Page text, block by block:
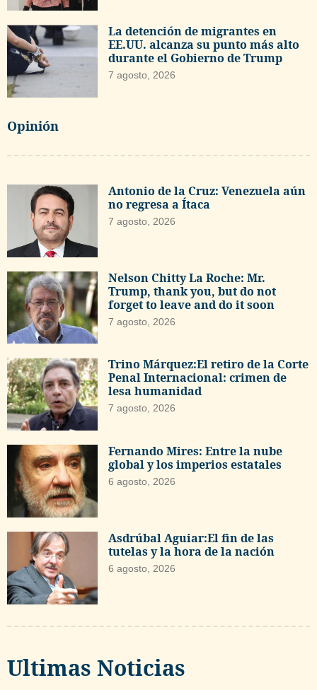
La detención de migrantes en
EE.UU. alcanza su punto más alto
durante el Gobierno de Trump
7 agosto, 2026
Opinión
Antonio de la Cruz: Venezuela aún
no regresa a Ítaca
7 agosto, 2026
Nelson Chitty La Roche: Mr.
Trump, thank you, but do not
forget to leave and do it soon
7 agosto, 2026
Trino Márquez:El retiro de la Corte
Penal Internacional: crimen de
lesa humanidad
7 agosto, 2026
Fernando Mires: Entre la nube
global y los imperios estatales
6 agosto, 2026
Asdrúbal Aguiar:El fin de las
tutelas y la hora de la nación
6 agosto, 2026
Ultimas Noticias